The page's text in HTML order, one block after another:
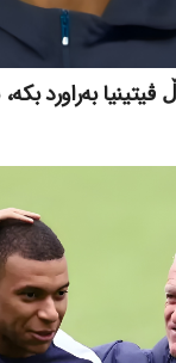
ڤیتینیا بەراورد